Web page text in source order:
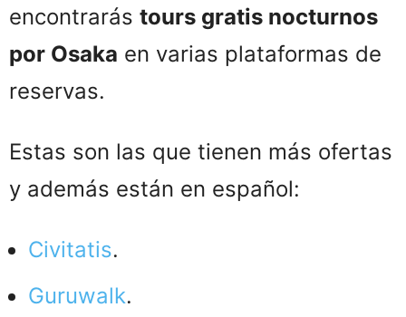
encontrarás tours gratis nocturnos
por Osaka en varias plataformas de
reservas.
Estas son las que tienen más ofertas
y además están en español:
Civitatis.
Guruwalk.